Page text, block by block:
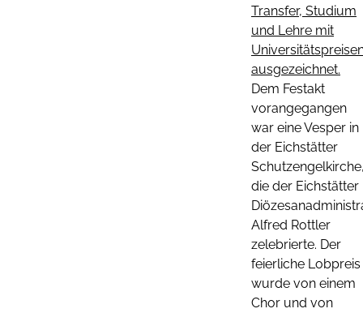
Transfer, Studium
und Lehre mit
ausgezeichnet.
Dem Festakt
vorangegangen
war eine Vesper in
der Eichstätter
die der Eichstätter
Alfred Rottler
zelebrierte. Der
feierliche Lobpreis
wurde von einem
Chor und von